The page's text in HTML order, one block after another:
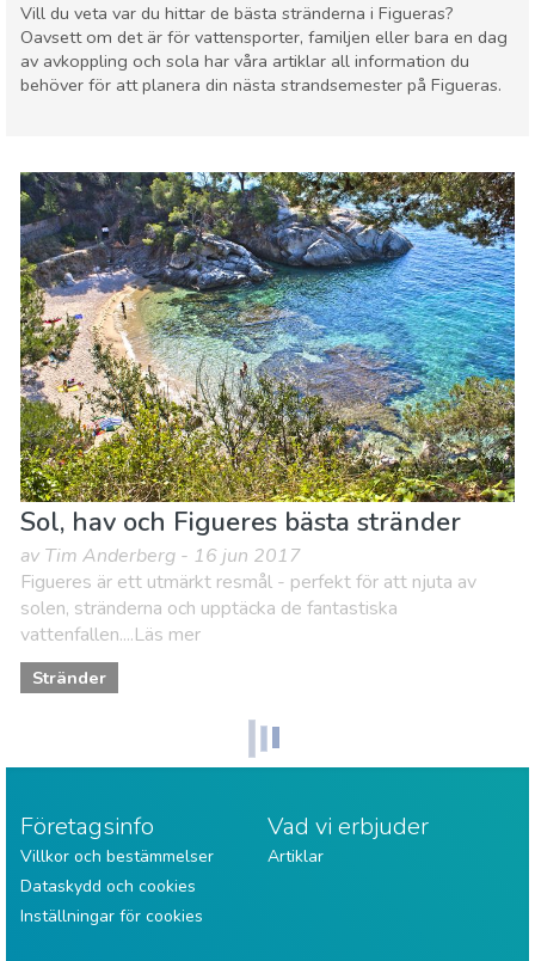
Vill du veta var du hittar de bästa stränderna i Figueras?
Oavsett om det är för vattensporter, familjen eller bara en dag
av avkoppling och sola har våra artiklar all information du
behöver för att planera din nästa strandsemester på Figueras.
Barn & Familj
Museum & Konst Stränder
Sol, hav och Figueres bästa stränder
av Tim Anderberg - 16 jun 2017
Figueres är ett utmärkt resmål - perfekt för att njuta av
solen, stränderna och upptäcka de fantastiska
vattenfallen....Läs mer
Stränder
Företagsinfo
Villkor och bestämmelser
Dataskydd och cookies
Inställningar för cookies
Vad vi erbjuder
Artiklar